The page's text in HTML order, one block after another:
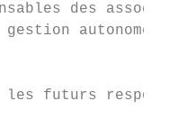
des
autonome
futurs